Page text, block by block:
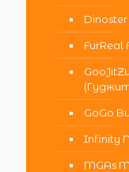
Dinoster
FurReal
GoGo
Infinity
MGAs